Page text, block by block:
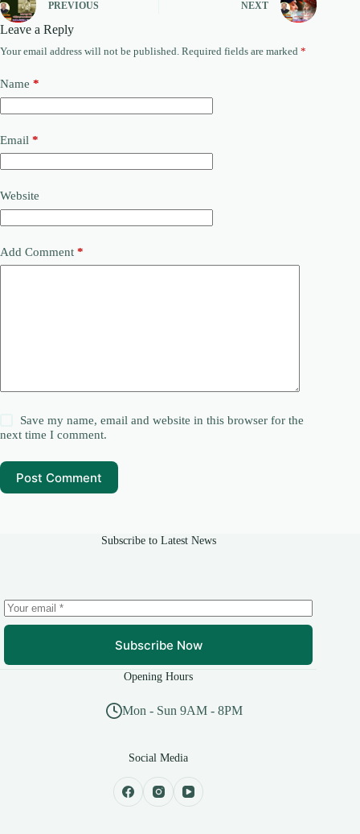
PREVIOUS NEXT
Leave a Reply
Your email address will not be published. Required fields are marked *
Name *
Email *
Website
Add Comment *
Save my name, email and website in this browser for the
next time I comment.
Post Comment
Subscribe to Latest News
Subscribe Now
Opening Hours
Mon - Sun 9AM - 8PM
Social Media